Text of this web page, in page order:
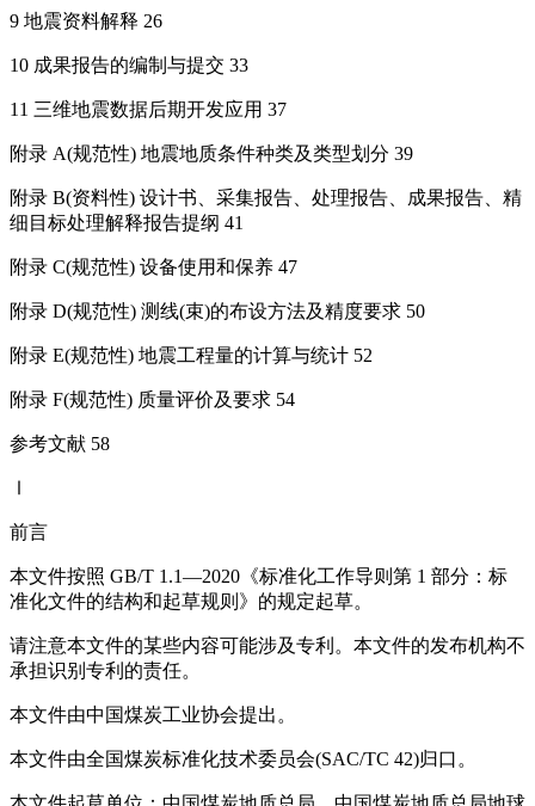
9 地震资料解释 26
10 成果报告的编制与提交 33
11 三维地震数据后期开发应用 37
附录 A(规范性) 地震地质条件种类及类型划分 39
附录 B(资料性) 设计书、采集报告、处理报告、成果报告、精
细目标处理解释报告提纲 41
附录 C(规范性) 设备使用和保养 47
附录 D(规范性) 测线(束)的布设方法及精度要求 50
附录 E(规范性) 地震工程量的计算与统计 52
附录 F(规范性) 质量评价及要求 54
参考文献 58
Ⅰ
前言
本文件按照 GB/T 1.1—2020《标准化工作导则第 1 部分：标
准化文件的结构和起草规则》的规定起草。
请注意本文件的某些内容可能涉及专利。本文件的发布机构不
承担识别专利的责任。
本文件由中国煤炭工业协会提出。
本文件由全国煤炭标准化技术委员会(SAC/TC 42)归口。